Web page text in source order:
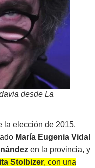
desde La
la elección de 2015.
María Eugenia Vidal
en la provincia, y
Stolbizer, con una